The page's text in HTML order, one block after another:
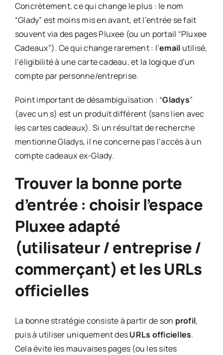
Concrètement, ce qui change le plus : le nom
“Glady” est moins mis en avant, et l’entrée se fait
souvent via des pages Pluxee (ou un portail “Pluxee
Cadeaux”). Ce qui change rarement : l’email utilisé,
l’éligibilité à une carte cadeau, et la logique d’un
compte par personne/entreprise.
Point important de désambiguïsation : “Gladys”
(avec un s) est un produit différent (sans lien avec
les cartes cadeaux). Si un résultat de recherche
mentionne Gladys, il ne concerne pas l’accès à un
compte cadeaux ex-Glady.
Trouver la bonne porte
d’entrée : choisir l’espace
Pluxee adapté
(utilisateur / entreprise /
commerçant) et les URLs
officielles
La bonne stratégie consiste à partir de son profil,
puis à utiliser uniquement desURLs officielles.
Cela évite les mauvaises pages (ou les sites